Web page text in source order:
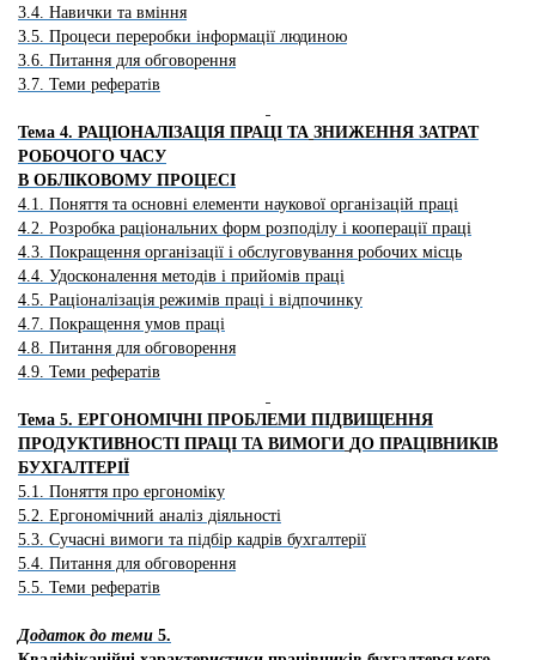
3.4. Навички та вміння
3.5. Процеси переробки інформації людиною
3.6. Питання для обговорення
3.7. Теми рефератів
Тема 4. РАЦІОНАЛІЗАЦІЯ ПРАЦІ ТА ЗНИЖЕННЯ ЗАТРАТ
РОБОЧОГО ЧАСУ
В ОБЛІКОВОМУ ПРОЦЕСІ
4.1. Поняття та основні елементи наукової організацій праці
4.2. Розробка раціональних форм розподілу і кооперації праці
4.3. Покращення організації і обслуговування робочих місць
4.4. Удосконалення методів і прийомів праці
4.5. Раціоналізація режимів праці і відпочинку
4.7. Покращення умов праці
4.8. Питання для обговорення
4.9. Теми рефератів
Тема 5. ЕРГОНОМІЧНІ ПРОБЛЕМИ ПІДВИЩЕННЯ
ПРОДУКТИВНОСТІ ПРАЦІ ТА ВИМОГИ ДО ПРАЦІВНИКІВ
БУХГАЛТЕРІЇ
5.1. Поняття про ергономіку
5.2. Ергономічний аналіз діяльності
5.3. Сучасні вимоги та підбір кадрів бухгалтерії
5.4. Питання для обговорення
5.5. Теми рефератів
Додаток до теми 5.